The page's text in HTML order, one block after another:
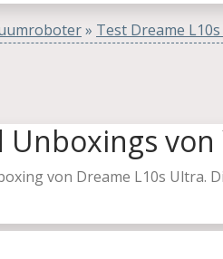
» Test Dreame
Unboxings
von Dreame L10s Ultra.